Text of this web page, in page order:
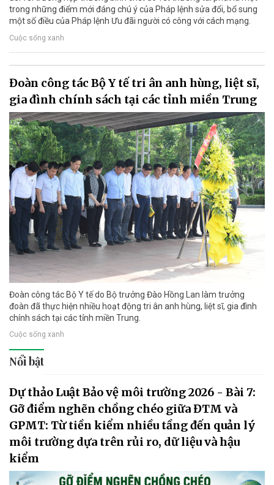
trong những điểm mới đáng chú ý của Pháp lệnh sửa đổi, bổ sung
một số điều của Pháp lệnh Ưu đãi người có công với cách mạng.
Cuộc sống xanh
Đoàn công tác Bộ Y tế tri ân anh hùng, liệt sĩ,
gia đình chính sách tại các tỉnh miền Trung
Đoàn công tác Bộ Y tế do Bộ trưởng Đào Hồng Lan làm trưởng
đoàn đã thực hiện nhiều hoạt động tri ân anh hùng, liệt sĩ, gia đình
chính sách tại các tỉnh miền Trung.
Cuộc sống xanh
Nổi bật
Dự thảo Luật Bảo vệ môi trường 2026 - Bài 7:
Gỡ điểm nghẽn chồng chéo giữa ĐTM và
GPMT: Từ tiền kiểm nhiều tầng đến quản lý
môi trường dựa trên rủi ro, dữ liệu và hậu
kiểm